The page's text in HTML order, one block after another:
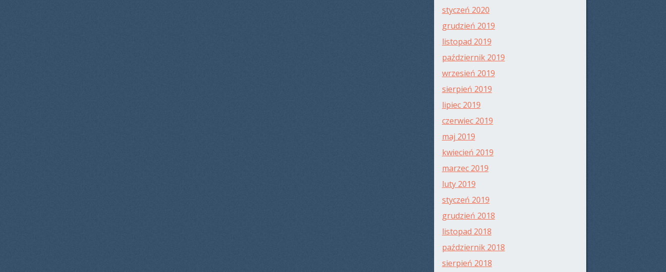
styczeń 2020
grudzień 2019
listopad 2019
październik 2019
wrzesień 2019
sierpień 2019
lipiec 2019
czerwiec 2019
maj 2019
kwiecień 2019
marzec 2019
luty 2019
styczeń 2019
grudzień 2018
listopad 2018
październik 2018
sierpień 2018